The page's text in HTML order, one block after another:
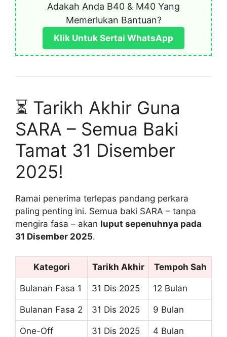
Adakah Anda B40 & M40 Yang
Memerlukan Bantuan?
Klik Untuk Sertai WhatsApp
⏳ Tarikh Akhir Guna
SARA – Semua Baki
Tamat 31 Disember
2025!
Ramai penerima terlepas pandang perkara
paling penting ini. Semua baki SARA – tanpa
mengira fasa – akan luput sepenuhnya pada
31 Disember 2025.
Kategori Tarikh Akhir Tempoh Sah
Bulanan Fasa 1 31 Dis 2025 12 Bulan
Bulanan Fasa 2 31 Dis 2025 9 Bulan
One-Off 31 Dis 2025 4 Bulan